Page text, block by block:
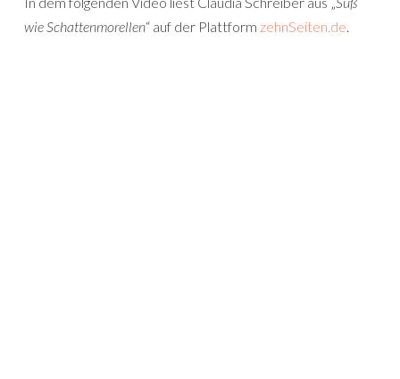
wie Schattenmorellen“ auf der Plattform zehnSeiten.de.